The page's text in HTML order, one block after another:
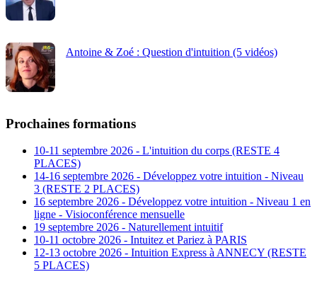
Antoine & Zoé : Question d'intuition (5 vidéos)
Prochaines formations
10-11 septembre 2026 - L'intuition du corps (RESTE 4
PLACES)
14-16 septembre 2026 - Développez votre intuition - Niveau
3 (RESTE 2 PLACES)
16 septembre 2026 - Développez votre intuition - Niveau 1 en
ligne - Visioconférence mensuelle
19 septembre 2026 - Naturellement intuitif
10-11 octobre 2026 - Intuitez et Pariez à PARIS
12-13 octobre 2026 - Intuition Express à ANNECY (RESTE
5 PLACES)